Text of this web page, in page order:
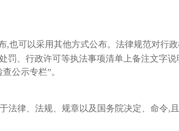
,也可以采用其他方式公布。法律规范对行
罚、行政许可等执法事项清单上备注文字
公示专栏”。
法律、法规、规章以及国务院决定、命